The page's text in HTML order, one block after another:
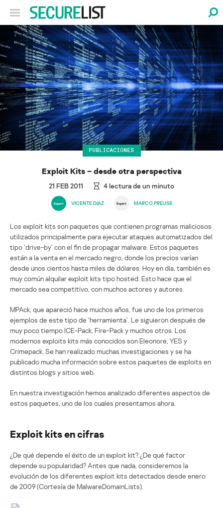
PUBLICACIONES
Exploit Kits – desde otra perspectiva
21 FEB 2011 4lectura de un minuto
VICENTE DIAZ MARCO PREUSS
Los exploit kits son paquetes que contienen programas maliciosos
utilizados principalmente para ejecutar ataques automatizados del
tipo ‘drive-by’ con el fin de propagar malware. Estos paquetes
están a la venta en el mercado negro, donde los precios varían
desde unos cientos hasta miles de dólares. Hoy en día, también es
muy común alquilar exploit kits tipo hosted. Esto hace que el
mercado sea competitivo, con muchos actores y autores.
MPAck, que apareció hace muchos años, fue uno de los primeros
ejemplos de este tipo de ‘herramienta’. Le siguieron después de
muy poco tiempo ICE-Pack, Fire-Pack y muchos otros. Los
modernos exploits kits más conocidos son Eleonore, YES y
Crimepack. Se han realizado muchas investigaciones y se ha
publicado mucha información sobre estos paquetes de exploits en
distintos blogs y sitios web.
En nuestra investigación hemos analizado diferentes aspectos de
estos paquetes, uno de los cuales presentamos ahora.
Exploit kits en cifras
¿De qué depende el éxito de un exploit kit? ¿De qué factor
depende su popularidad? Antes que nada, consideremos la
evolución de los diferentes exploit kits detectados desde enero
de 2009 (Cortesía de MalwareDomainLists).